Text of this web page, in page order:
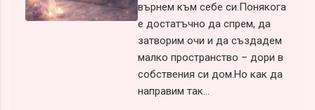
върнем към себе си.Понякога
е достатъчно да спрем, да
затворим очи и да създадем
малко пространство – дори в
собствения си дом.Но как да
направим так...